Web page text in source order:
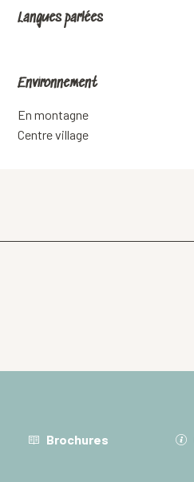
Langues parlées
Langues parlées
Environnement
Environnement
En montagne
Centre village
Brochures